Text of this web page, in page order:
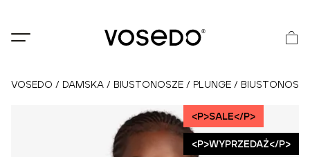
®
VOSEDO / DAMSKA / BIUSTONOSZE / PLUNGE / BIUSTONOSZ
<P>SALE</P>
<P>WYPRZEDAŻ</P>